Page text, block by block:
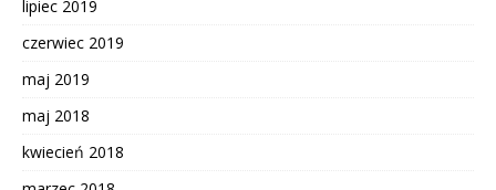
lipiec 2019
czerwiec 2019
maj 2019
maj 2018
kwiecień 2018